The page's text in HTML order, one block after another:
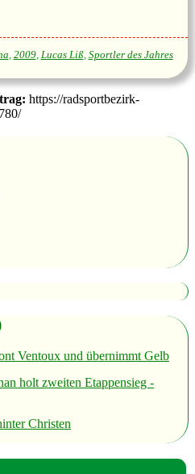
, 2009, Lucas Liß, Sportler des Jahres
https://radsportbezirk-
Ventoux und übernimmt Gelb
holt zweiten Etappensieg -
Christen